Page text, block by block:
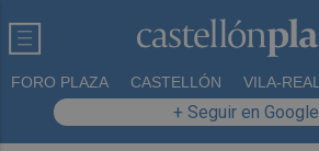
FORO PLAZA CASTELLÓN VILA-REAL
+ Seguir en Google